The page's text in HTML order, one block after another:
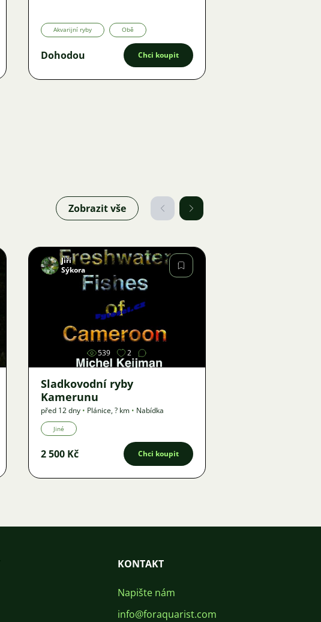
Akvarijní ryby Obě
Dohodou Chci koupit
Zobrazit vše
Obrázek
Jiří
Sýkora
539 2
Sladkovodní ryby
Kamerunu
před 12 dny • Plánice,? km • Nabídka
Jiné
2 500 Kč Chci koupit
KONTAKT
Napište nám
info@foraquarist.com